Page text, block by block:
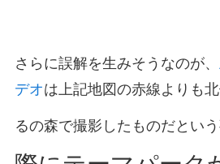
さらに誤解を生みそうなのが、
デオは上記地図の赤線よりも
るの森で撮影したものだという